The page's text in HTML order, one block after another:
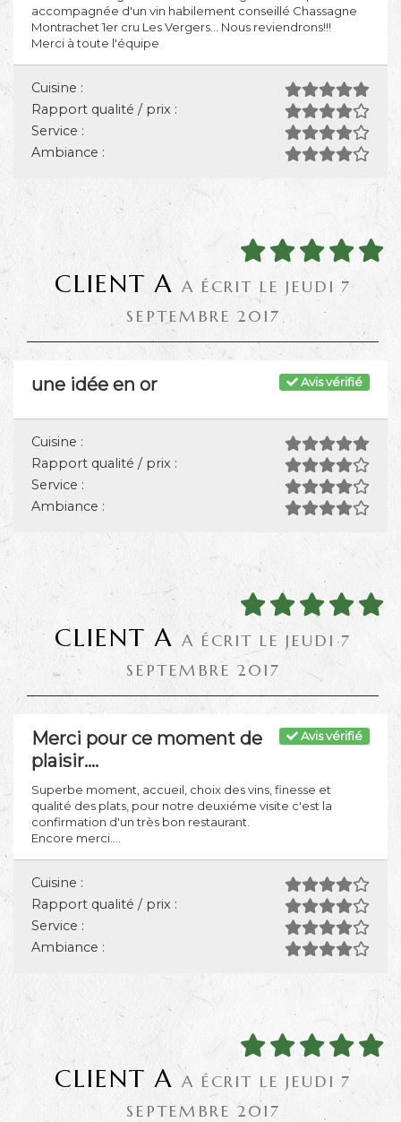
accompagnée d'un vin habilement conseillé Chassagne
Montrachet 1er cru Les Vergers... Nous reviendrons!!!
Merci à toute l'équipe
Cuisine :
Rapport qualité / prix :
Service :
Ambiance :
CLIENT A A ÉCRIT LE JEUDI 7
SEPTEMBRE 2017
Avis vérifié
une idée en or
Cuisine :
Rapport qualité / prix :
Service :
Ambiance :
CLIENT A A ÉCRIT LE JEUDI 7
SEPTEMBRE 2017
Avis vérifié
Merci pour ce moment de
plaisir....
Superbe moment, accueil, choix des vins, finesse et
qualité des plats, pour notre deuxiéme visite c'est la
confirmation d'un très bon restaurant.
Encore merci....
Cuisine :
Rapport qualité / prix :
Service :
Ambiance :
CLIENT A A ÉCRIT LE JEUDI 7
SEPTEMBRE 2017